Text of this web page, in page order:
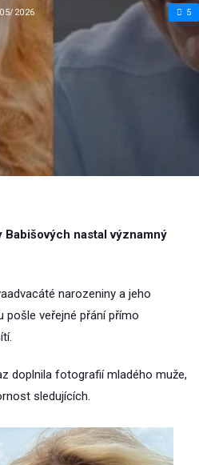
2026 5
nastal významný
narozeniny a jeho
pošle veřejné přání přímo
doplnila fotografií mladého muže,
sledujících.